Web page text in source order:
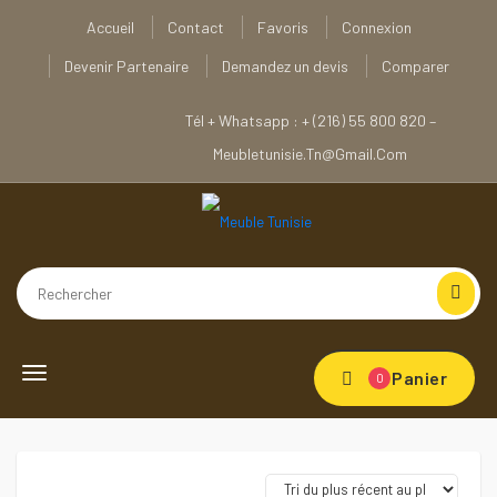
Accueil Contact Favoris Connexion
Devenir Partenaire Demandez un devis Comparer
Tél + Whatsapp : + (216) 55 800 820 –
Meubletunisie.tn@gmail.com
Toggle navigation 0 Panier